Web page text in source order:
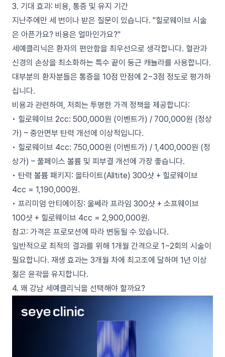
3. 기대 효과: 비용, 통증 및 유지 기간
지난주에만 세 번이나 받은 질문이 있습니다. "힐로웨이브 시술
은 아픈가요? 비용은 얼마인가요?"
세예클리닉은 환자의 편안함을 최우선으로 생각합니다. 혈관과
신경의 손상을 최소화하는 특수 끝이 둥근 캐뉼라를 사용합니다.
대부분의 환자분들은 통증을 10점 만점에 2~3점 정도로 평가하
십니다.
비용과 관련하여, 저희는 투명한 가격 정책을 제공합니다:
• 힐로웨이브 2cc: 500,000원 (이벤트가) / 700,000원 (정상
가) – 중안면부 탄력 개선에 이상적입니다.
• 힐로웨이브 4cc: 750,000원 (이벤트가) / 1,400,000원 (정
상가) – 풀페이스 볼륨 및 피부결 개선에 가장 좋습니다.
• 탄력 볼륨 패키지: 올타이트(Alltite) 300샷 + 힐로웨이브
4cc = 1,190,000원.
• 프리미엄 안티에이징: 울쎄라 프라임 300샷 + 소프웨이브
100샷 + 힐로웨이브 4cc = 2,900,000원.
참고: 가격은 프로모션에 따라 변동될 수 있습니다.
일반적으로 최적의 결과를 위해 1개월 간격으로 1~2회의 시술이
필요합니다. 재생 효과는 3개월 차에 최고조에 달하며 1년 이상
젊은 윤곽을 유지합니다.
4. 왜 강남 세예클리닉을 선택해야 할까요?